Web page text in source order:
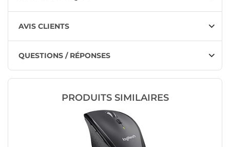
AVIS CLIENTS
QUESTIONS / RÉPONSES
PRODUITS SIMILAIRES